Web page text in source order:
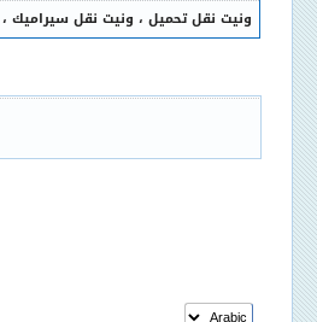
ونيت نقل تحميل ، ونيت نقل سيراميك